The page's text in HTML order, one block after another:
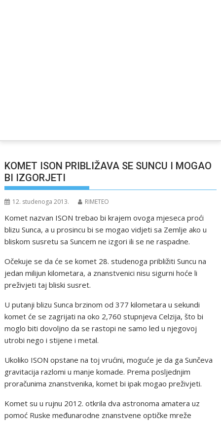
KOMET ISON PRIBLIŽAVA SE SUNCU I MOGAO
BI IZGORJETI
12. studenoga 2013. RIMETEO
Komet nazvan ISON trebao bi krajem ovoga mjeseca proći
blizu Sunca, a u prosincu bi se mogao vidjeti sa Zemlje ako u
bliskom susretu sa Suncem ne izgori ili se ne raspadne.
Očekuje se da će se komet 28. studenoga približiti Suncu na
jedan milijun kilometara, a znanstvenici nisu sigurni hoće li
preživjeti taj bliski susret.
U putanji blizu Sunca brzinom od 377 kilometara u sekundi
komet će se zagrijati na oko 2,760 stupnjeva Celzija, što bi
moglo biti dovoljno da se rastopi ne samo led u njegovoj
utrobi nego i stijene i metal.
Ukoliko ISON opstane na toj vrućini, moguće je da ga Sunčeva
gravitacija razlomi u manje komade. Prema posljednjim
proračunima znanstvenika, komet bi ipak mogao preživjeti.
Komet su u rujnu 2012. otkrila dva astronoma amatera uz
pomoć Ruske međunarodne znanstvene optičke mreže